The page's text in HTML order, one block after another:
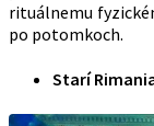
rituálnemu
po potomkoch.
Starí